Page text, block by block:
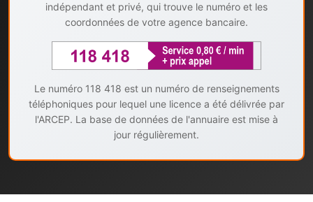
indépendant et privé, qui trouve le numéro et les
coordonnées de votre agence bancaire.
Le numéro 118 418 est un numéro de renseignements
téléphoniques pour lequel une licence a été délivrée par
l'ARCEP. La base de données de l'annuaire est mise à
jour régulièrement.